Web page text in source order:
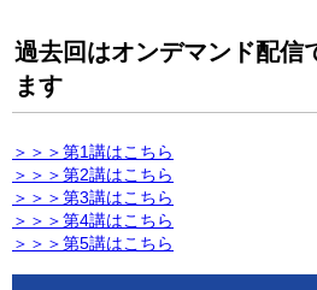
過去回はオンデマンド配信
ます
＞＞＞第1講はこちら
＞＞＞第2講はこちら
＞＞＞第3講はこちら
＞＞＞第4講はこちら
＞＞＞第5講はこちら